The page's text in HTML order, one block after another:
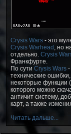
Crysis Wars - это
Crysis Warhead , но
отдельно. Crysis
Франкфурте.
По сути Crysis Wars -
технические
некоторые функции
которого можно
античит систему,
карт, а также
Читать дальше...